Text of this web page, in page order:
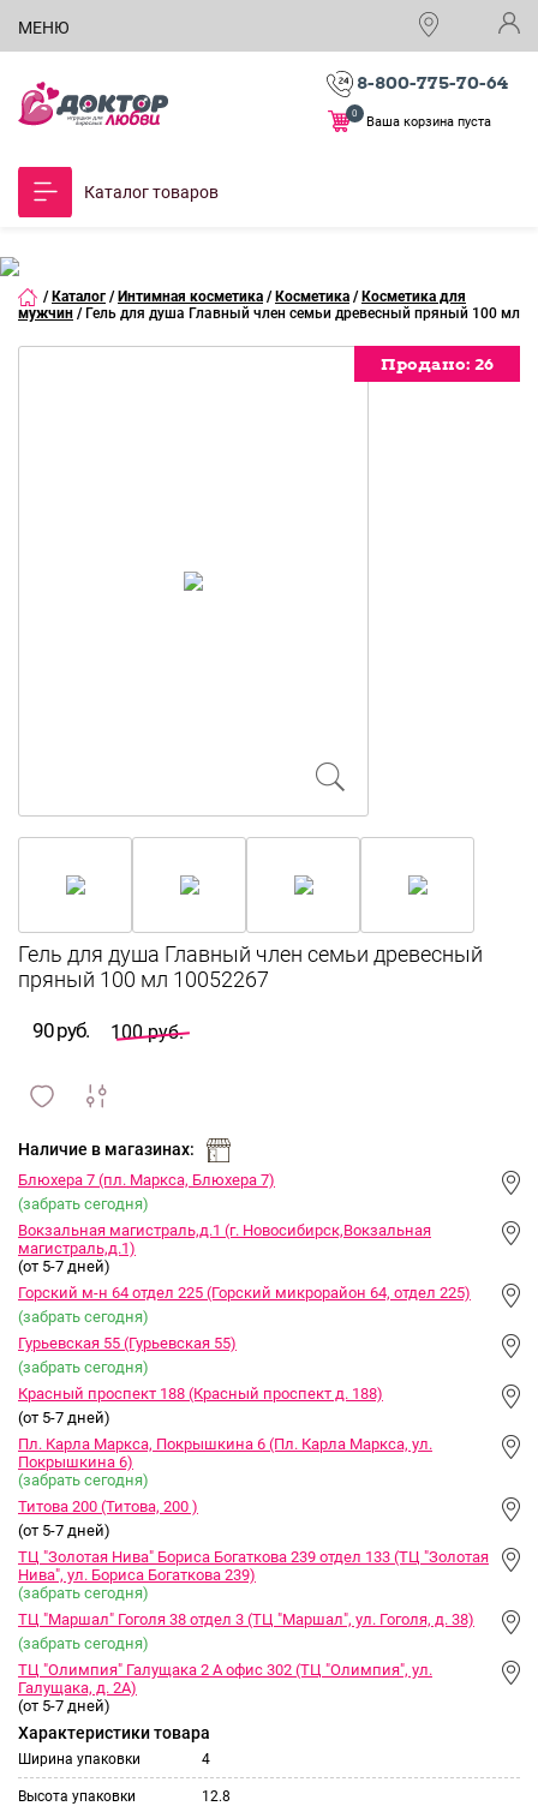
МЕНЮ
8-800-775-70-64
Ваша корзина пуста
0
Каталог товаров
/ Каталог / Интимная косметика / Косметика / Косметика для
мужчин / Гель для душа Главный член семьи древесный пряный 100 мл
Продано: 26
Продано: 26
Продано: 26
Продано: 26
90 руб. 100 руб.
и
Наличие в магазинах:
Блюхера 7 (пл. Маркса, Блюхера 7)
(забрать сегодня)
Вокзальная магистраль,д.1 (г. Новосибирск,Вокзальная
магистраль,д.1)
(от 5-7 дней)
Горский м-н 64 отдел 225 (Горский микрорайон 64, отдел 225)
(забрать сегодня)
Гурьевская 55 (Гурьевская 55)
(забрать сегодня)
Красный проспект 188 (Красный проспект д. 188)
(от 5-7 дней)
Пл. Карла Маркса, Покрышкина 6 (Пл. Карла Маркса, ул.
Покрышкина 6)
(забрать сегодня)
Титова 200 (Титова, 200 )
(от 5-7 дней)
ТЦ "Золотая Нива" Бориса Богаткова 239 отдел 133 (ТЦ "Золотая
Нива", ул. Бориса Богаткова 239)
(забрать сегодня)
ТЦ "Маршал" Гоголя 38 отдел 3 (ТЦ "Маршал", ул. Гоголя, д. 38)
(забрать сегодня)
ТЦ "Олимпия" Галущака 2 А офис 302 (ТЦ "Олимпия", ул.
Галущака, д. 2А)
(от 5-7 дней)
Характеристики товара
Ширина упаковки 4
Высота упаковки 12.8